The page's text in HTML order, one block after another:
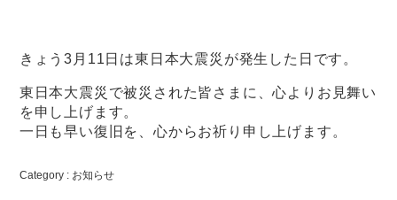
きょう3月11日は東日本大震災が発生した日です。
東日本大震災で被災された皆さまに、心よりお見舞い
を申し上げます。
一日も早い復旧を、心からお祈り申し上げます。
Category : お知らせ